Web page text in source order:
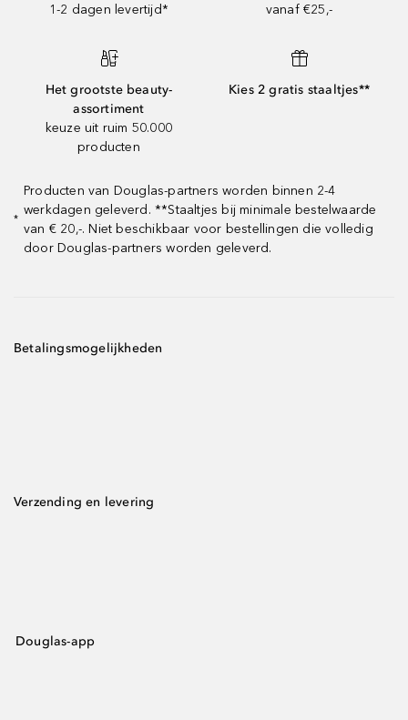
1-2 dagen levertijd*
vanaf €25,-
Het grootste beauty-
assortiment
keuze uit ruim 50.000
producten
Kies 2 gratis staaltjes**
*
Producten van Douglas-partners worden binnen 2-4
werkdagen geleverd. **Staaltjes bij minimale bestelwaarde
van € 20,-. Niet beschikbaar voor bestellingen die volledig
door Douglas-partners worden geleverd.
Betalingsmogelijkheden
Verzending en levering
Douglas-app